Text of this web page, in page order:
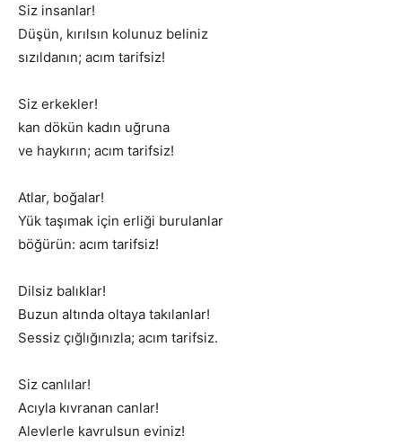
Siz insanlar!
Düşün, kırılsın kolunuz beliniz
sızıldanın; acım tarifsiz!
Siz erkekler!
kan dökün kadın uğruna
ve haykırın; acım tarifsiz!
Atlar, boğalar!
Yük taşımak için erliği burulanlar
böğürün: acım tarifsiz!
Dilsiz balıklar!
Buzun altında oltaya takılanlar!
Sessiz çığlığınızla; acım tarifsiz.
Siz canlılar!
Acıyla kıvranan canlar!
Alevlerle kavrulsun eviniz!